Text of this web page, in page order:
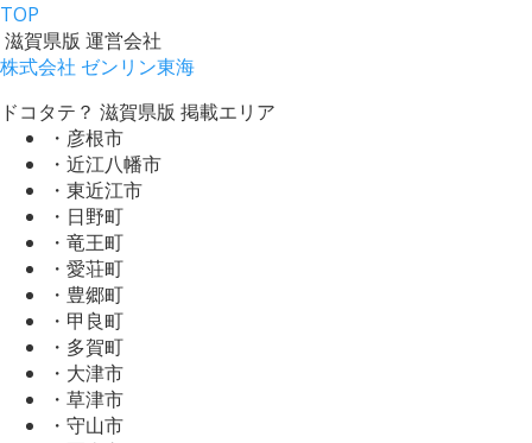
TOP
滋賀県版 運営会社
株式会社 ゼンリン東海
ドコタテ？ 滋賀県版 掲載エリア
・彦根市
・近江八幡市
・東近江市
・日野町
・竜王町
・愛荘町
・豊郷町
・甲良町
・多賀町
・大津市
・草津市
・守山市